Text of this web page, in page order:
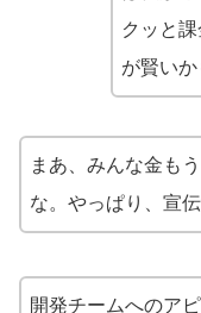
クッと
が賢いか
まあ、みんな金も
な。やっぱり、宣
開発チームへのア